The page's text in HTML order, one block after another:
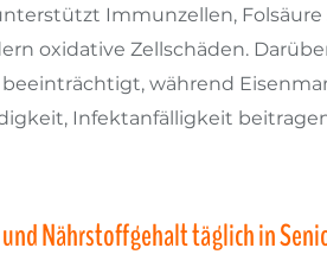
Immunzellen,
oxidative Zellschäden.
während
Infektanfälligkeit
Nährstoffgehalt täglich in